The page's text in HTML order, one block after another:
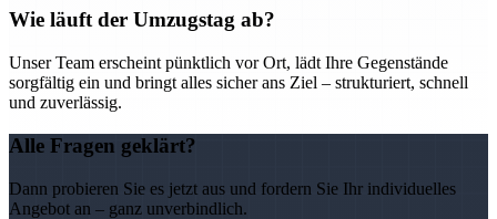
Wie läuft der Umzugstag ab?
Unser Team erscheint pünktlich vor Ort, lädt Ihre Gegenstände
sorgfältig ein und bringt alles sicher ans Ziel – strukturiert, schnell
und zuverlässig.
Alle Fragen geklärt?
Dann probieren Sie es jetzt aus und fordern Sie Ihr individuelles
Angebot an – ganz unverbindlich.